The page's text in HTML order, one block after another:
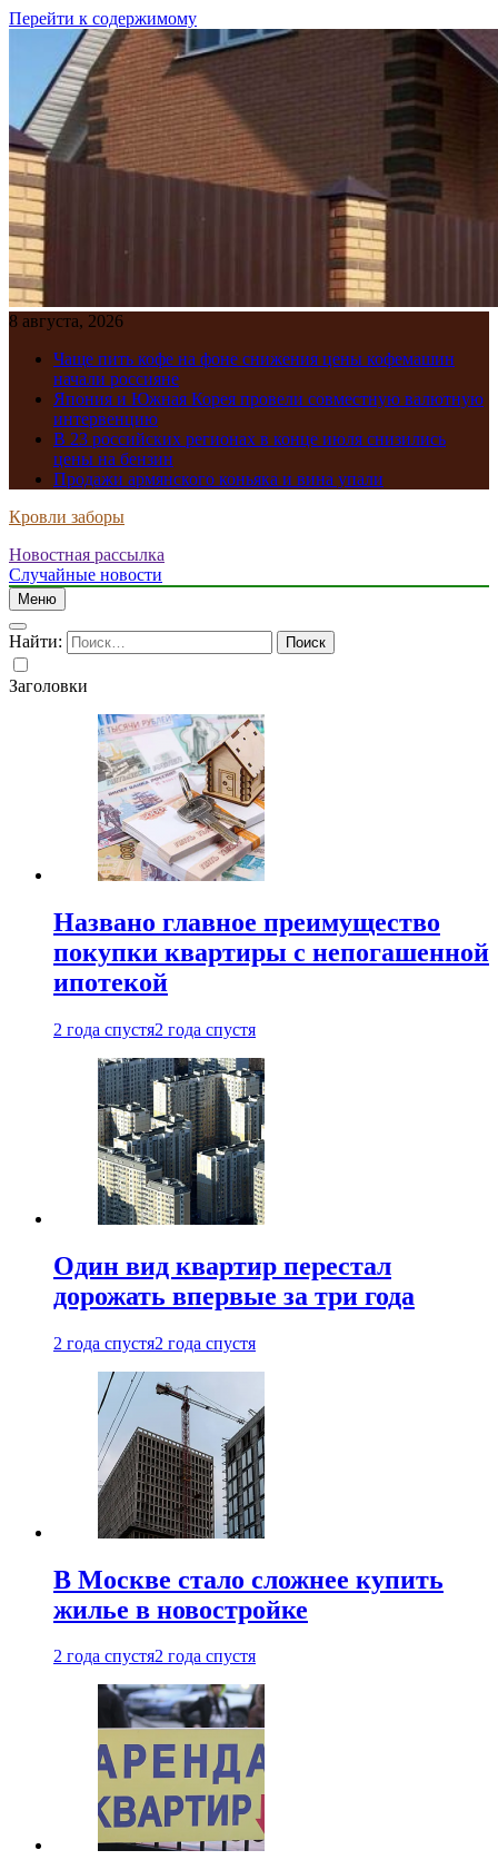
Перейти к содержимому
8 августа, 2026
Чаще пить кофе на фоне снижения цены кофемашин
начали россияне
Япония и Южная Корея провели совместную валютную
интервенцию
В 23 российских регионах в конце июля снизились
цены на бензин
Продажи армянского коньяка и вина упали
Кровли заборы
Новостная рассылка
Случайные новости
Меню
Найти:
Заголовки
Названо главное преимущество
покупки квартиры с непогашенной
ипотекой
2 года спустя2 года спустя
Один вид квартир перестал
дорожать впервые за три года
2 года спустя2 года спустя
В Москве стало сложнее купить
жилье в новостройке
2 года спустя2 года спустя